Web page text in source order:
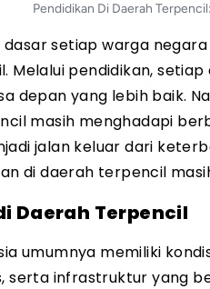
Pendidikan Di Daerah
dasar setiap warga
Melalui pendidikan,
depan yang lebih baik.
masih menghadapi
jalan keluar dari
di daerah terpencil
Daerah Terpencil
umumnya memiliki
infrastruktur yang